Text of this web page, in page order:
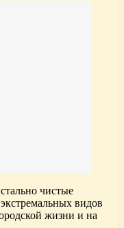
чистые
видов
жизни и на